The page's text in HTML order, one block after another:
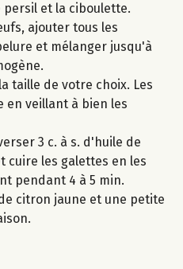
persil et la ciboulette.
ajouter tous les
et mélanger jusqu'à
taille de votre choix. Les
en veillant à bien les
3 c. à s. d'huile de
cuire les galettes en les
pendant 4 à 5 min.
citron jaune et une petite